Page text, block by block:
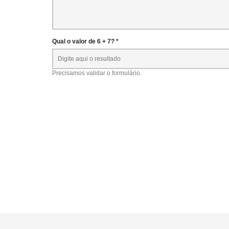
Qual o valor de 6 + 7? *
Precisamos validar o formulário.